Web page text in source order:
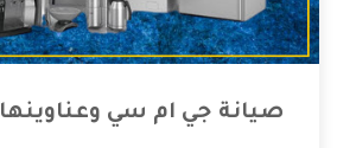
صيانة جي ام سي وعناوينها